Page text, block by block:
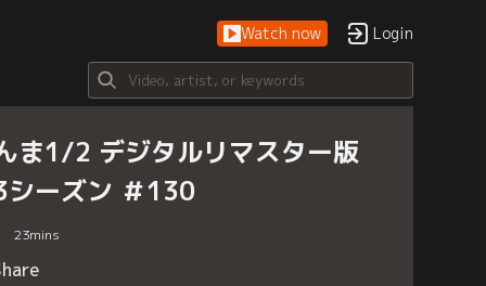
Watch now Login
ま1/2 デジタルリマスター版
シーズン ＃130
23mins